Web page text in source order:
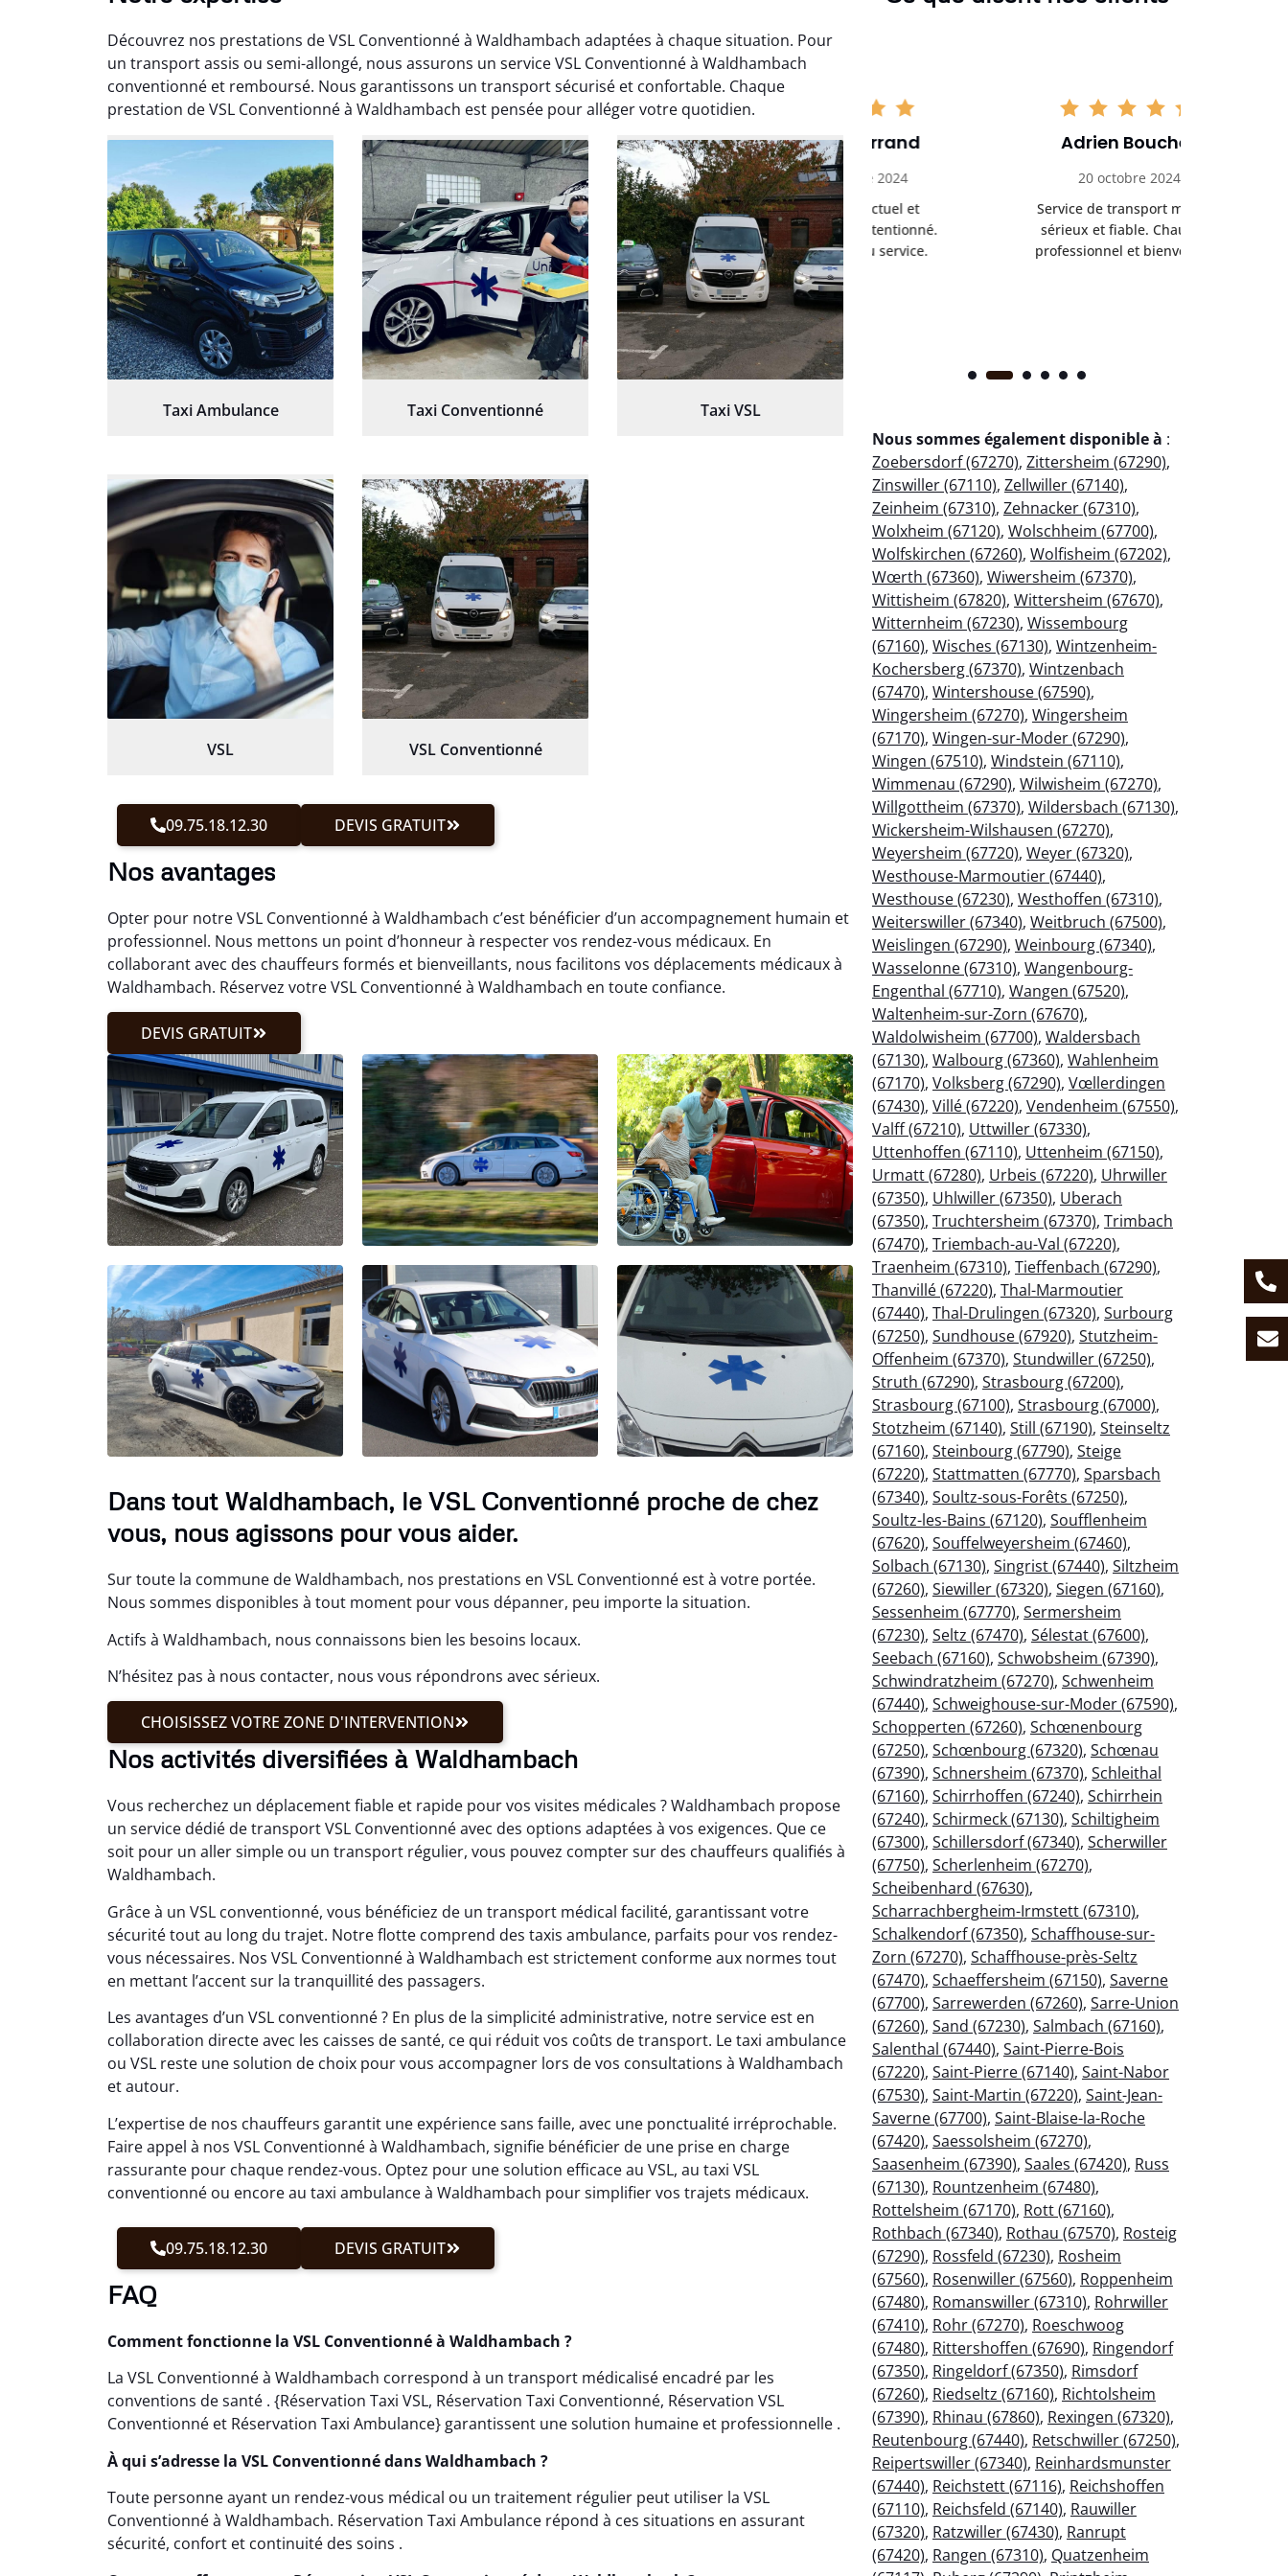
Découvrez nos prestations de VSL Conventionné à Waldhambach adaptées à chaque situation. Pour
un transport assis ou semi-allongé, nous assurons un service VSL Conventionné à Waldhambach
conventionné et remboursé. Nous garantissons un transport sécurisé et confortable. Chaque
prestation de VSL Conventionné à Waldhambach est pensée pour alléger votre quotidien.
Taxi Ambulance Taxi Conventionné Taxi VSL
VSL VSL Conventionné
09.75.18.12.30 DEVIS GRATUIT
Nos avantages
Opter pour notre VSL Conventionné à Waldhambach c’est bénéficier d’un accompagnement humain et
professionnel. Nous mettons un point d’honneur à respecter vos rendez-vous médicaux. En
collaborant avec des chauffeurs formés et bienveillants, nous facilitons vos déplacements médicaux à
Waldhambach. Réservez votre VSL Conventionné à Waldhambach en toute confiance.
DEVIS GRATUIT
Dans tout Waldhambach, le VSL Conventionné proche de chez
vous, nous agissons pour vous aider.
Sur toute la commune de Waldhambach, nos prestations en VSL Conventionné est à votre portée.
Nous sommes disponibles à tout moment pour vous dépanner, peu importe la situation.
Actifs à Waldhambach, nous connaissons bien les besoins locaux.
N’hésitez pas à nous contacter, nous vous répondrons avec sérieux.
CHOISISSEZ VOTRE ZONE D'INTERVENTION
Nos activités diversifiées à Waldhambach
Vous recherchez un déplacement fiable et rapide pour vos visites médicales ? Waldhambach propose
un service dédié de transport VSL Conventionné avec des options adaptées à vos exigences. Que ce
soit pour un aller simple ou un transport régulier, vous pouvez compter sur des chauffeurs qualifiés à
Waldhambach.
Grâce à un VSL conventionné, vous bénéficiez de un transport médical facilité, garantissant votre
sécurité tout au long du trajet. Notre flotte comprend des taxis ambulance, parfaits pour vos rendez-
vous nécessaires. Nos VSL Conventionné à Waldhambach est strictement conforme aux normes tout
en mettant l’accent sur la tranquillité des passagers.
Les avantages d’un VSL conventionné ? En plus de la simplicité administrative, notre service est en
collaboration directe avec les caisses de santé, ce qui réduit vos coûts de transport. Le taxi ambulance
ou VSL reste une solution de choix pour vous accompagner lors de vos consultations à Waldhambach
et autour.
L’expertise de nos chauffeurs garantit une expérience sans faille, avec une ponctualité irréprochable.
Faire appel à nos VSL Conventionné à Waldhambach, signifie bénéficier de une prise en charge
rassurante pour chaque rendez-vous. Optez pour une solution efficace au VSL, au taxi VSL
conventionné ou encore au taxi ambulance à Waldhambach pour simplifier vos trajets médicaux.
09.75.18.12.30 DEVIS GRATUIT
FAQ
Comment fonctionne la VSL Conventionné à Waldhambach ?
La VSL Conventionné à Waldhambach correspond à un transport médicalisé encadré par les
conventions de santé . {Réservation Taxi VSL, Réservation Taxi Conventionné, Réservation VSL
Conventionné et Réservation Taxi Ambulance} garantissent une solution humaine et professionnelle .
À qui s’adresse la VSL Conventionné dans Waldhambach ?
Toute personne ayant un rendez-vous médical ou un traitement régulier peut utiliser la VSL
Conventionné à Waldhambach. Réservation Taxi Ambulance répond à ces situations en assurant
sécurité, confort et continuité des soins .
Arnaud Deschamps
30 janvier 2025
Très satisfait du transport,
tout s’est bien déroulé.
Chauffeur à l’écoute et
patient.
Jérémy Ferrand
8 septembre 2024
Transport ponctuel et
personnel très attentionné.
Très satisfait du service.
Adrien Bouchet
Service de transport médical
sérieux et fiable. Chauffeur
professionnel et bienveillant.
Nous sommes également disponible à :
Zoebersdorf (67270), Zittersheim (67290),
Zinswiller (67110), Zellwiller (67140),
Zeinheim (67310), Zehnacker (67310),
Wolxheim (67120), Wolschheim (67700),
Wolfskirchen (67260), Wolfisheim (67202),
Wœrth (67360), Wiwersheim (67370),
Wittisheim (67820), Wittersheim (67670),
Witternheim (67230), Wissembourg
(67160), Wisches (67130), Wintzenheim-
Kochersberg (67370), Wintzenbach
(67470), Wintershouse (67590),
Wingersheim (67270), Wingersheim
(67170), Wingen-sur-Moder (67290),
Wingen (67510), Windstein (67110),
Wimmenau (67290), Wilwisheim (67270),
Willgottheim (67370), Wildersbach (67130),
Wickersheim-Wilshausen (67270),
Weyersheim (67720), Weyer (67320),
Westhouse-Marmoutier (67440),
Westhouse (67230), Westhoffen (67310),
Weiterswiller (67340), Weitbruch (67500),
Weislingen (67290), Weinbourg (67340),
Wasselonne (67310), Wangenbourg-
Engenthal (67710), Wangen (67520),
Waltenheim-sur-Zorn (67670),
Waldolwisheim (67700), Waldersbach
(67130), Walbourg (67360), Wahlenheim
(67170), Volksberg (67290), Vœllerdingen
(67430), Villé (67220), Vendenheim (67550),
Valff (67210), Uttwiller (67330),
Uttenhoffen (67110), Uttenheim (67150),
Urmatt (67280), Urbeis (67220), Uhrwiller
(67350), Uhlwiller (67350), Uberach
(67350), Truchtersheim (67370), Trimbach
(67470), Triembach-au-Val (67220),
Traenheim (67310), Tieffenbach (67290),
Thanvillé (67220), Thal-Marmoutier
(67440), Thal-Drulingen (67320), Surbourg
(67250), Sundhouse (67920), Stutzheim-
Offenheim (67370), Stundwiller (67250),
Struth (67290), Strasbourg (67200),
Strasbourg (67100), Strasbourg (67000),
Stotzheim (67140), Still (67190), Steinseltz
(67160), Steinbourg (67790), Steige
(67220), Stattmatten (67770), Sparsbach
(67340), Soultz-sous-Forêts (67250),
Soultz-les-Bains (67120), Soufflenheim
(67620), Souffelweyersheim (67460),
Solbach (67130), Singrist (67440), Siltzheim
(67260), Siewiller (67320), Siegen (67160),
Sessenheim (67770), Sermersheim
(67230), Seltz (67470), Sélestat (67600),
Seebach (67160), Schwobsheim (67390),
Schwindratzheim (67270), Schwenheim
(67440), Schweighouse-sur-Moder (67590),
Schopperten (67260), Schœnenbourg
(67250), Schœnbourg (67320), Schœnau
(67390), Schnersheim (67370), Schleithal
(67160), Schirrhoffen (67240), Schirrhein
(67240), Schirmeck (67130), Schiltigheim
(67300), Schillersdorf (67340), Scherwiller
(67750), Scherlenheim (67270),
Scheibenhard (67630),
Scharrachbergheim-Irmstett (67310),
Schalkendorf (67350), Schaffhouse-sur-
Zorn (67270), Schaffhouse-près-Seltz
(67470), Schaeffersheim (67150), Saverne
(67700), Sarrewerden (67260), Sarre-Union
(67260), Sand (67230), Salmbach (67160),
Salenthal (67440), Saint-Pierre-Bois
(67220), Saint-Pierre (67140), Saint-Nabor
(67530), Saint-Martin (67220), Saint-Jean-
Saverne (67700), Saint-Blaise-la-Roche
(67420), Saessolsheim (67270),
Saasenheim (67390), Saales (67420), Russ
(67130), Rountzenheim (67480),
Rottelsheim (67170), Rott (67160),
Rothbach (67340), Rothau (67570), Rosteig
(67290), Rossfeld (67230), Rosheim
(67560), Rosenwiller (67560), Roppenheim
(67480), Romanswiller (67310), Rohrwiller
(67410), Rohr (67270), Roeschwoog
(67480), Rittershoffen (67690), Ringendorf
(67350), Ringeldorf (67350), Rimsdorf
(67260), Riedseltz (67160), Richtolsheim
(67390), Rhinau (67860), Rexingen (67320),
Reutenbourg (67440), Retschwiller (67250),
Reipertswiller (67340), Reinhardsmunster
(67440), Reichstett (67116), Reichshoffen
(67110), Reichsfeld (67140), Rauwiller
(67320), Ratzwiller (67430), Ranrupt
(67420), Rangen (67310), Quatzenheim